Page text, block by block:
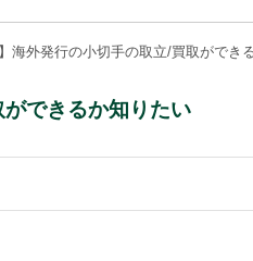
海外発行の小切手の取立/買取ができ
ができるか知りたい